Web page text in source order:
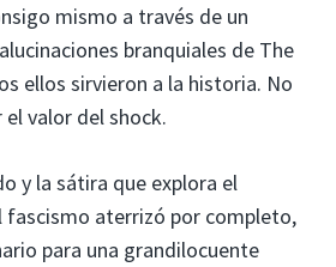
mismo a través de un
branquiales de The
ellos sirvieron a la historia. No
valor del shock.
y la sátira que explora el
fascismo aterrizó por completo,
para una grandilocuente